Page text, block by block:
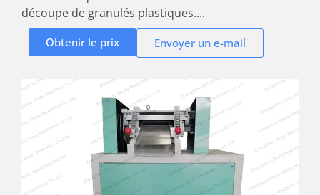
découpe de granulés plastiques....
Obtenir le prix Envoyer un e-mail